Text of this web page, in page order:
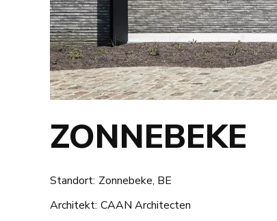
ZONNEBEKE
Standort: Zonnebeke, BE
Architekt: CAAN Architecten